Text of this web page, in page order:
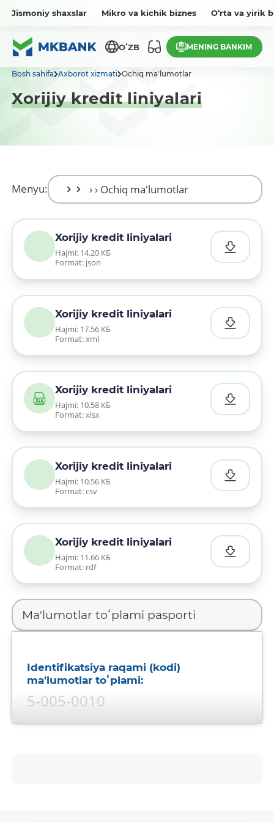
Jismoniy shaxslar Mikro va kichik biznes O‘rta va yirik
OʻZB MENING BANKIM
Bosh sahifa Axborot xizmati Ochiq ma'lumotlar
Xorijiy kredit liniyalari
Menyu:
Xorijiy kredit liniyalari
Hajmi: 14.20 КБ
Format: json
Xorijiy kredit liniyalari
Hajmi: 17.56 КБ
Format: xml
Xorijiy kredit liniyalari
Hajmi: 10.58 КБ
Format: xlsx
Xorijiy kredit liniyalari
Hajmi: 10.56 КБ
Format: csv
Xorijiy kredit liniyalari
Hajmi: 11.66 КБ
Format: rdf
Identifikatsiya raqami (kodi)
ma'lumotlar toʻplami:
5-005-0010